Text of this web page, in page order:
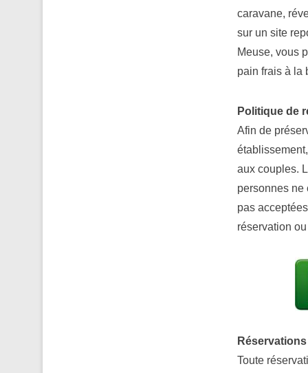
caravane,
sur un site
Meuse, vous
pain frais à la
Politique de
Afin de
aux couples.
personnes ne
pas
réservation
Toute